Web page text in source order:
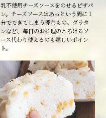
乳不使用チーズソースをのせるピザパ
ン。チーズソースはあっという間に１
分でできてしまう優れもの。グラタ
ンなど、毎日のお料理のとろけるソ
ース代わり使えるのも嬉しいポイン
ト。